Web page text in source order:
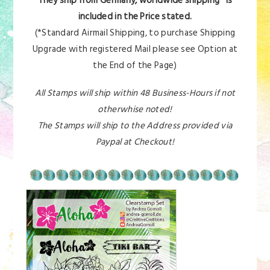
included in the Price stated.
(*Standard Airmail Shipping, to purchase Shipping
Upgrade with registered Mail please see Option at
the End of the Page)
All Stamps will ship within 48 Business-Hours if not
otherwhise noted!
The Stamps will ship to the Address provided via
Paypal at Checkout!